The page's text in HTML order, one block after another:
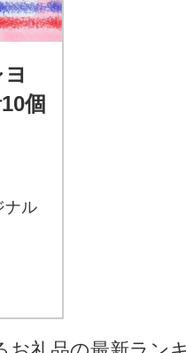
個
ナル